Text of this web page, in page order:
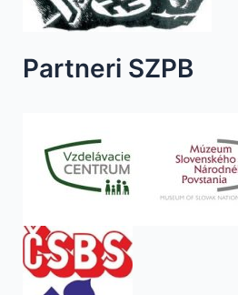
Partneri SZPB